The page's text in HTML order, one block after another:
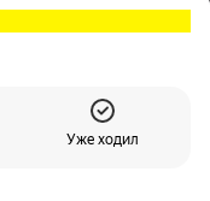
Уже ходил